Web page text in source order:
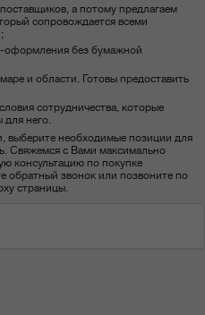
а потому предлагаем
сопровождается всеми
оформления без бумажной
и области. Готовы предоставить
сотрудничества, которые
для него.
выберите необходимые позиции для
Свяжемся с Вами максимально
консультацию по покупке
обратный звонок или позвоните по
страницы.